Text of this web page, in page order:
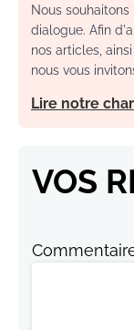
Nous
dialogue. Afin
nos articles,
nous vous
Lire notre
VOS